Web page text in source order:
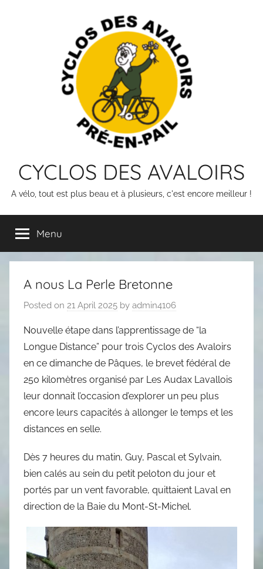
CYCLOS DES AVALOIRS
A vélo, tout est plus beau et à plusieurs, c'est encore meilleur !
Menu
A nous La Perle Bretonne
Posted on 21 April 2025 by admin4106
Nouvelle étape dans l’apprentissage de “la
Longue Distance” pour trois Cyclos des Avaloirs
en ce dimanche de Pâques, le brevet fédéral de
250 kilomètres organisé par Les Audax Lavallois
leur donnait l’occasion d’explorer un peu plus
encore leurs capacités à allonger le temps et les
distances en selle.
Dès 7 heures du matin, Guy, Pascal et Sylvain,
bien calés au sein du petit peloton du jour et
portés par un vent favorable, quittaient Laval en
direction de la Baie du Mont-St-Michel.